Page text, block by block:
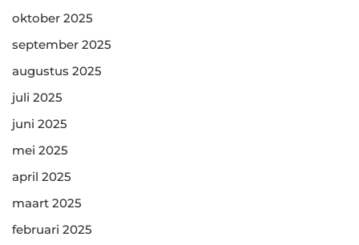
oktober 2025
september 2025
augustus 2025
juli 2025
juni 2025
mei 2025
april 2025
maart 2025
februari 2025